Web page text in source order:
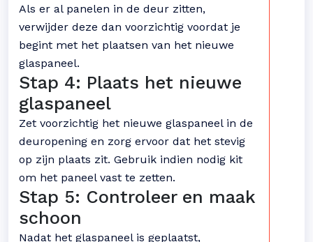
Als er al panelen in de deur zitten,
verwijder deze dan voorzichtig voordat je
begint met het plaatsen van het nieuwe
glaspaneel.
Stap 4: Plaats het nieuwe
glaspaneel
Zet voorzichtig het nieuwe glaspaneel in de
deuropening en zorg ervoor dat het stevig
op zijn plaats zit. Gebruik indien nodig kit
om het paneel vast te zetten.
Stap 5: Controleer en maak
schoon
Nadat het glaspaneel is geplaatst,